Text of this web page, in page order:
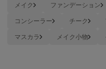
USAGI Gallery
USAGI Gift
ウサギギフト
メイク ファンデーション
コンシーラー
チーク
マスカラ
メイク小物